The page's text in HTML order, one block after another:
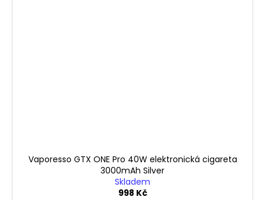
Vaporesso GTX ONE Pro 40W elektronická cigareta
3000mAh Silver
Skladem
998 Kč